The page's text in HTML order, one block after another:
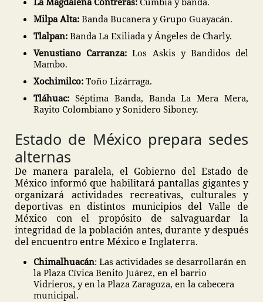
Milpa Alta: Banda Bucanera y Grupo Guayacán.
Tlalpan: Banda La Exiliada y Ángeles de Charly.
Venustiano Carranza: Los Askis y Bandidos del
Mambo.
Xochimilco: Toño Lizárraga.
Tláhuac: Séptima Banda, Banda La Mera Mera,
Rayito Colombiano y Sonidero Siboney.
Estado de México prepara sedes
alternas
De manera paralela, el Gobierno del Estado de
México informó que habilitará pantallas gigantes y
organizará actividades recreativas, culturales y
deportivas en distintos municipios del Valle de
México con el propósito de salvaguardar la
integridad de la población antes, durante y después
del encuentro entre México e Inglaterra.
Chimalhuacán: Las actividades se desarrollarán en
la Plaza Cívica Benito Juárez, en el barrio
Vidrieros, y en la Plaza Zaragoza, en la cabecera
municipal.